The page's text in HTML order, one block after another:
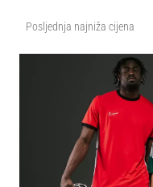
Posljednja najniža cijena
5